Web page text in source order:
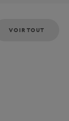
VOIR TOUT